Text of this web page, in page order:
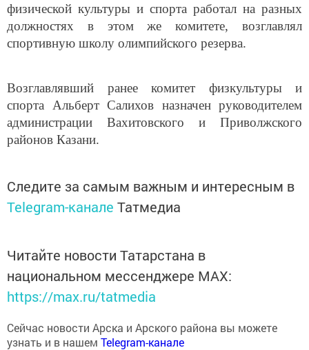
физической культуры и спорта работал на разных
должностях в этом же комитете, возглавлял
спортивную школу олимпийского резерва.
Возглавлявший ранее комитет физкультуры и
спорта Альберт Салихов назначен руководителем
администрации Вахитовского и Приволжского
районов Казани.
Следите за самым важным и интересным в
Telegram-канале Татмедиа
Читайте новости Татарстана в
национальном мессенджере MАХ:
https://max.ru/tatmedia
Сейчас новости Арска и Арского района вы можете
узнать и в нашем Telegram-канале